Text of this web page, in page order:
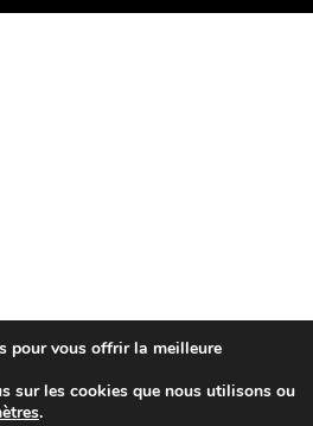
pour vous offrir la meilleure
sur les cookies que nous utilisons ou
.